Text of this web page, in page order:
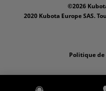
©2026
2020 Kubota Europe SAS.
Politique